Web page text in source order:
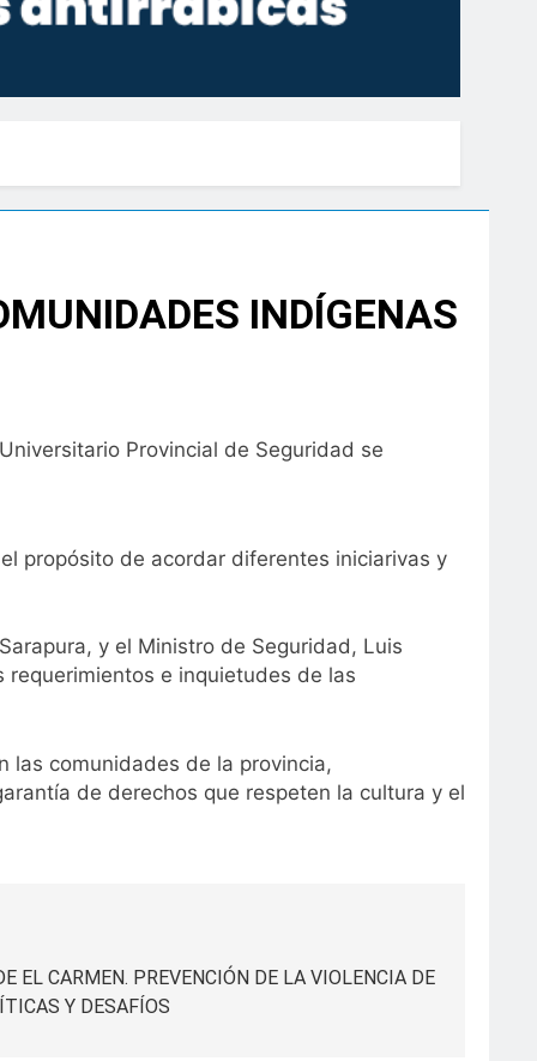
INDÍGENAS
Provincial de Seguridad se
propósito de acordar diferentes iniciarivas y
y el Ministro de Seguridad, Luis
e inquietudes de las
las comunidades de la provincia,
de derechos que respeten la cultura y el
EL CARMEN. PREVENCIÓN DE LA VIOLENCIA DE
Y DESAFÍOS